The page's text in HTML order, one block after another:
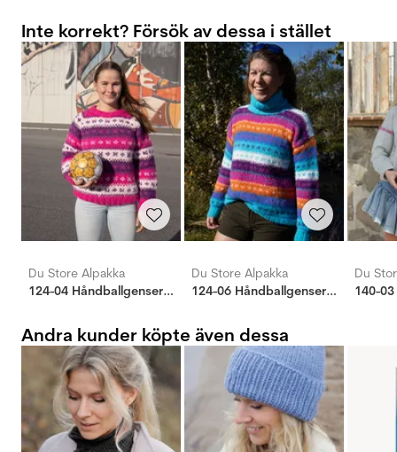
Inte korrekt? Försök av dessa i stället
Du Store Alpakka
124-04 Håndballgenseren
Du Store Alpakka
124-06 Håndballgenseren
Du
140-
Andra kunder köpte även dessa